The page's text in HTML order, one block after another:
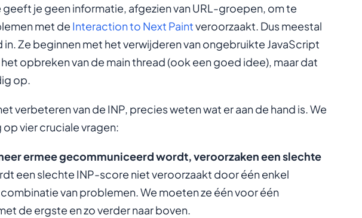
je geen informatie, afgezien van URL-groepen, om te
met de Interaction to Next Paintveroorzaakt. Dus meestal
Ze beginnen met het verwijderen van ongebruikte JavaScript
opbreken van de main thread (ook een goed idee), maar dat
op.
verbeteren van de INP, precies weten wat er aan de hand is. We
vier cruciale vragen:
ermee gecommuniceerd wordt, veroorzaken een slechte
een slechte INP-score niet veroorzaakt door één enkel
van problemen. We moeten ze één voor één
de ergste en zo verder naar boven.